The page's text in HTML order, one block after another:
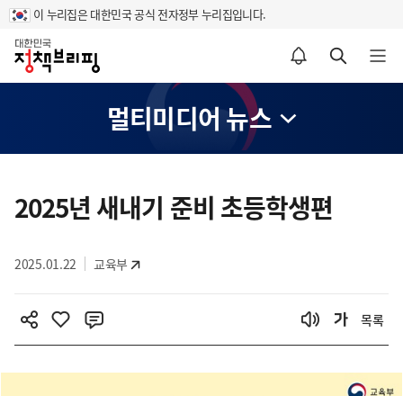
이 누리집은 대한민국 공식 전자정부 누리집입니다.
홈
알림설정 바로가기 검색 바로가기 메뉴 열기
멀티미디어 뉴스
텐
츠
역
2025년 새내기 준비 초등학생편
2025.01.22 교육부
목록